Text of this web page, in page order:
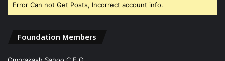
Error Can not Get Posts, Incorrect account info.
Foundation Members